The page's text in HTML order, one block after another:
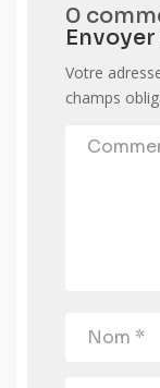
0
Votre
champs